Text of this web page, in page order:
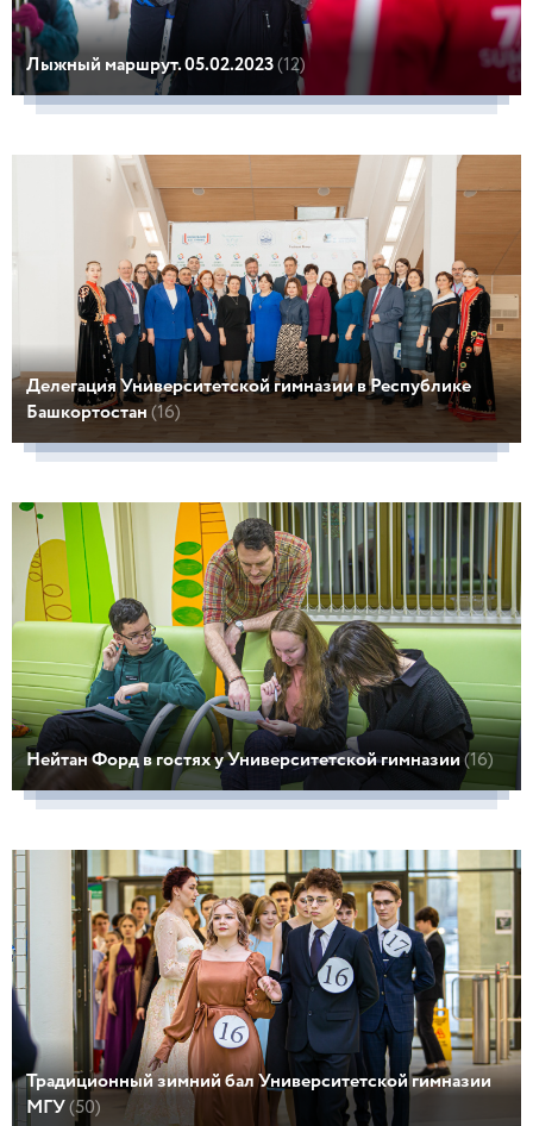
Лыжный маршрут. 05.02.2023(12)
Делегация Университетской гимназии в Республике
Башкортостан (16)
Нейтан Форд в гостях у Университетской гимназии(16)
Традиционный зимний бал Университетской гимназии
МГУ(50)